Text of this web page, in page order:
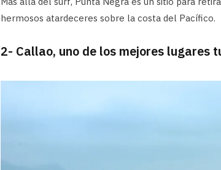
hermosos atardeceres sobre la costa del Pacífico.
2- Callao, uno de los mejores lugares